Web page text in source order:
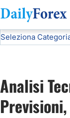
Informativa Pubblicitaria
Seleziona
Previsioni EUR/
Analisi